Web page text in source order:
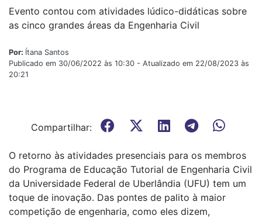
Evento contou com atividades lúdico-didáticas sobre
as cinco grandes áreas da Engenharia Civil
Por: Ítana Santos
Publicado em 30/06/2022 às 10:30 - Atualizado em 22/08/2023 às
20:21
Compartilhar:
O retorno às atividades presenciais para os membros
do Programa de Educação Tutorial de Engenharia Civil
da Universidade Federal de Uberlândia (UFU) tem um
toque de inovação. Das pontes de palito à maior
competição de engenharia, como eles dizem,